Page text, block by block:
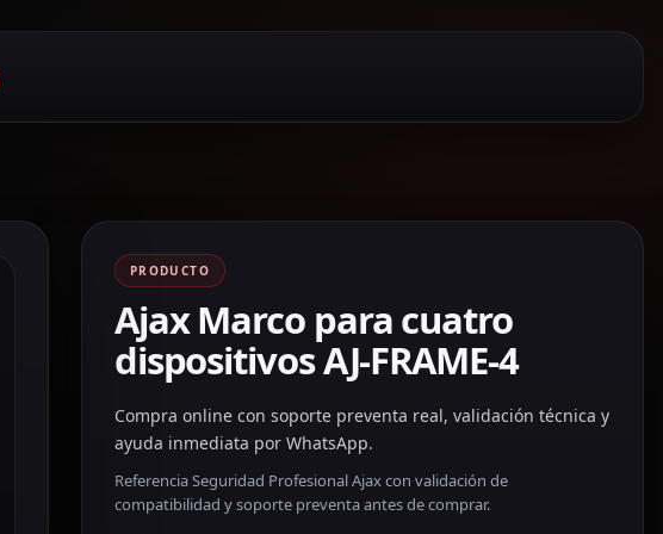
PRODUCTO
Ajax Marco para cuatro
dispositivos AJ-FRAME-4
Compra online con soporte preventa real, validación técnica y
ayuda inmediata por WhatsApp.
Referencia Seguridad Profesional Ajax con validación de
compatibilidad y soporte preventa antes de comprar.